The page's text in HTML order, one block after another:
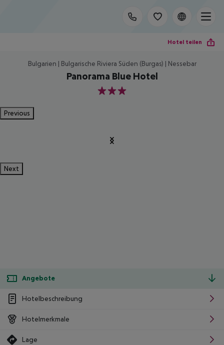
Hotel teilen
Bulgarien | Bulgarische Riviera Süden (Burgas) | Nessebar
Panorama Blue Hotel
3
Previous
Next
Angebote
Hotelbeschreibung
Hotelmerkmale
Lage